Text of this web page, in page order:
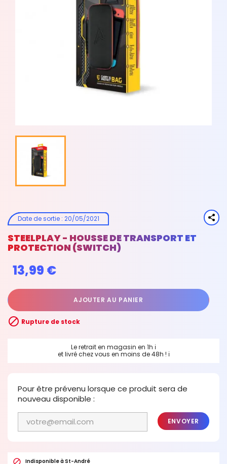
Date de sortie: 20/05/2021
STEELPLAY - HOUSSE DE TRANSPORT ET
PROTECTION (SWITCH)
13,99 €
AJOUTER AU PANIER
 Rupture de stock
Le retrait en magasin en 1h ℹ
et livré chez vous en moins de 48h ! ℹ
Pour être prévenu lorsque ce produit sera de
nouveau disponible :
ENVOYER
 Indisponible à St-André